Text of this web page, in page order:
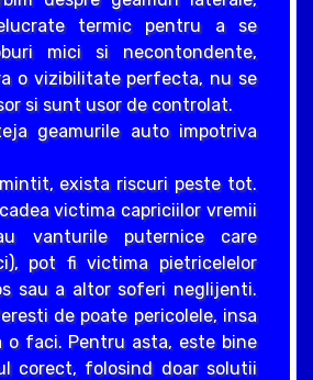
termic pentru a se
mici si necontondente,
o vizibilitate perfecta, nu se
si sunt usor de controlat.
geamurile auto impotriva
exista riscuri peste tot.
victima capriciilor vremii
vanturile puternice care
pot fi victima pietricelelor
sau a altor soferi neglijenti.
de poate pericolele, insa
o faci. Pentru asta, este bine
corect, folosind doar solutii